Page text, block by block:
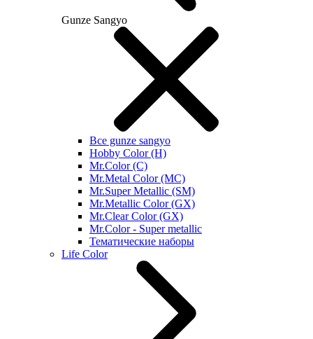
Gunze Sangyo
Все gunze sangyo
Hobby Color (H)
Mr.Color (C)
Mr.Metal Color (MC)
Mr.Super Metallic (SM)
Mr.Metallic Color (GX)
Mr.Clear Color (GX)
Mr.Color - Super metallic
Тематические наборы
Life Color